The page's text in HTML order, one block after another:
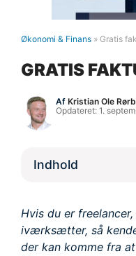
Økonomi & Finans » Gratis
GRATIS
Af Kristian Ole
Opdateret: 1.
Indhold
Hvis du er
iværksætter, så
der kan komme fra